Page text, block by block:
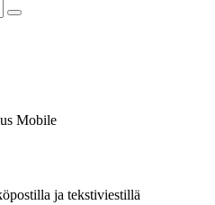
Mobile
ja tekstiviestillä